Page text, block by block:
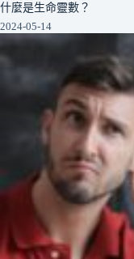
什麼是生命靈數？
2024-05-14